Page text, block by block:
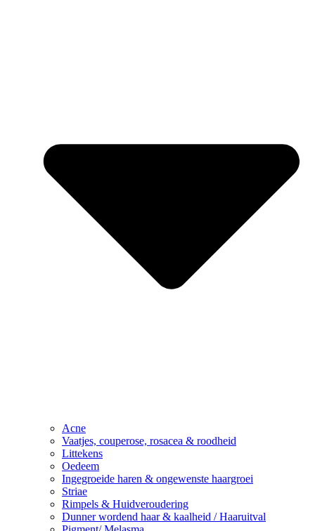
Acne
Vaatjes, couperose, rosacea & roodheid
Littekens
Oedeem
Ingegroeide haren & ongewenste haargroei
Striae
Rimpels & Huidveroudering
Dunner wordend haar & kaalheid / Haaruitval